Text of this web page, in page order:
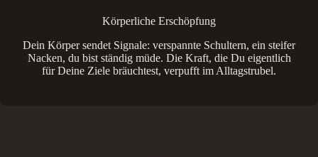
Körperliche Erschöpfung
Dein Körper sendet Signale: verspannte Schultern, ein steifer
Nacken, du bist ständig müde. Die Kraft, die Du eigentlich
für Deine Ziele bräuchtest, verpufft im Alltagstrubel.